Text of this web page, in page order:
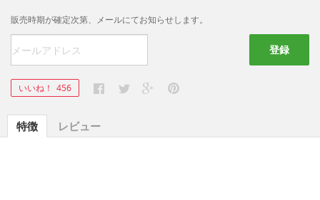
販売時期が確定次第、メールにてお知らせします。
登録
いいね！ 456
特徴 レビュー